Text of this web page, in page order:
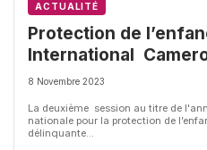
ACTUALITÉ
Protection de
International
engagement à l’Etat
8 Novembre 2023
La deuxième session au titre de
nationale pour la protection de
délinquante...